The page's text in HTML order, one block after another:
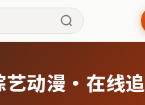
艺动漫·在线追